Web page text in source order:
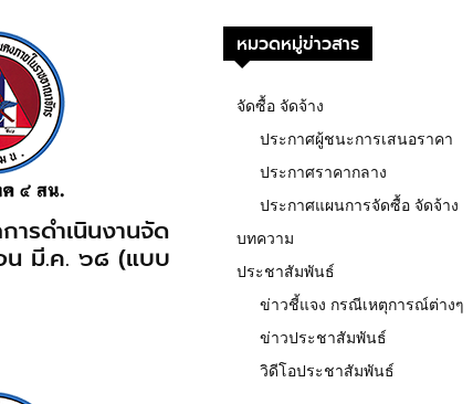
ารดำเนินงานจัด
น มี.ค. ๖๘ (แบบ
หมวดหมู่ข่าวสาร
จัดซื้อ จัดจ้าง
ประกาศผู้ชนะการเสนอราคา
ประกาศราคากลาง
ประกาศแผนการจัดซื้อ จัดจ้าง
บทความ
ประชาสัมพันธ์
ข่าวชี้แจง กรณีเหตุการณ์ต่างๆ
ข่าวประชาสัมพันธ์
วิดีโอประชาสัมพันธ์